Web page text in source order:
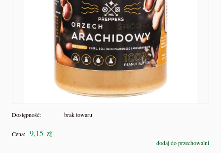
Dostępność: brak towaru
Cena: 9,15 zł
dodaj do przechowalni